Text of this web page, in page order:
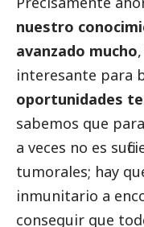
nuestro
avanzado mucho
interesante para
oportunidades
sabemos que
a veces no es
tumorales; hay
inmunitario a
conseguir que